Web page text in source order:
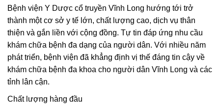
Bệnh viện Y Dược cổ truyền Vĩnh Long hướng tới trở
thành một cơ sở y tế lớn, chất lượng cao, dịch vụ thân
thiện và gắn liền với cộng đồng. Tự tin đáp ứng nhu cầu
khám chữa bệnh đa dạng của người dân. Với nhiều năm
phát triển, bệnh viện đã khẳng định vị thế đáng tin cậy về
khám chữa bệnh đa khoa cho người dân Vĩnh Long và các
tỉnh lân cận.
Chất lượng hàng đầu